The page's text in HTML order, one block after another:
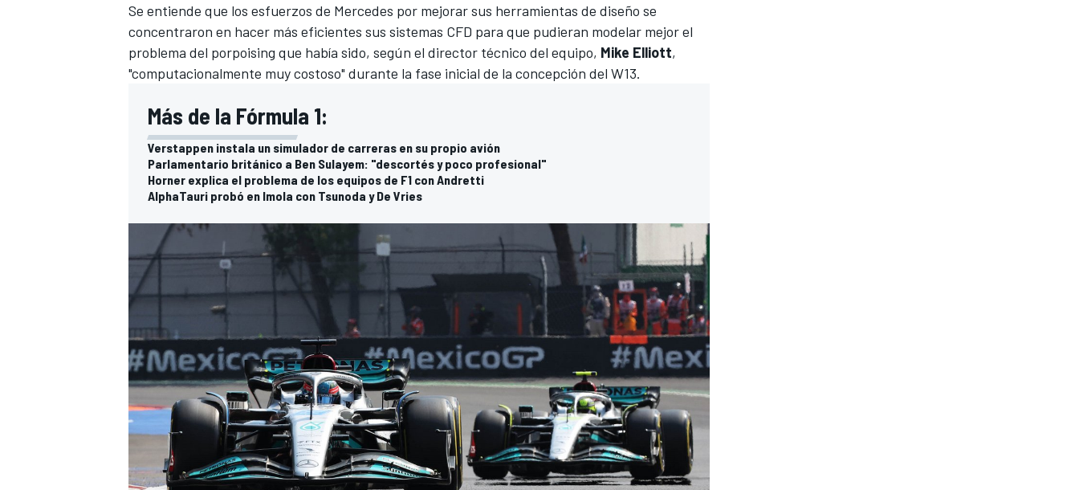
Se entiende que los esfuerzos de Mercedes por mejorar sus herramientas de diseño se
concentraron en hacer más eficientes sus sistemas CFD para que pudieran modelar mejor el
problema del porpoising que había sido, según el director técnico del equipo, Mike Elliott,
"computacionalmente muy costoso" durante la fase inicial de la concepción del W13.
Más de la Fórmula 1:
Verstappen instala un simulador de carreras en su propio avión
Parlamentario británico a Ben Sulayem: "descortés y poco profesional"
Horner explica el problema de los equipos de F1 con Andretti
AlphaTauri probó en Imola con Tsunoda y De Vries